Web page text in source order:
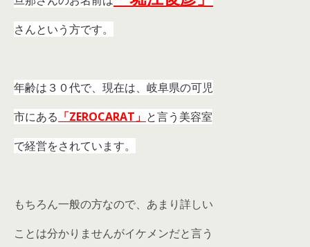
さんという方です。
年齢は３０代で、現在は、岐阜県の可児
市にある 「ZEROCARAT」 と言う美容室
で経営をされています。
もちろん一般の方なので、あまり詳しい
ことは分かりませんがイケメンだと言う